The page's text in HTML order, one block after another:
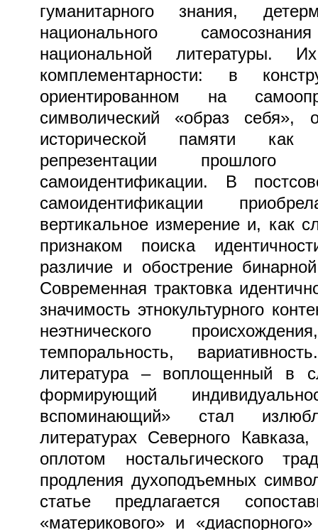
гуманитарного знания,
национального
национальной литературы.
комплементарности: в
ориентированном на
символический «образ себя»,
исторической памяти
репрезентации
самоидентификации. В
самоидентификации
вертикальное измерение и, как
признаком поиска
различие и обострение
Современная трактовка
значимость этнокультурного
неэтнического
темпоральность,
литература – воплощенный в
формирующий
вспоминающий» стал
литературах Северного
оплотом ностальгического
продления духоподъемных
статье предлагается
«материкового» и